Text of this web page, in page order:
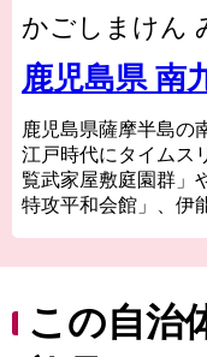
かごしまけん
鹿児島県 南
鹿児島県薩摩半島の
江戸時代にタイムス
覧武家屋敷庭園群」
特攻平和会館」、伊
茶」や「さつまい
牛・黒豚をはじめ
この自治